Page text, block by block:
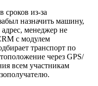
из-за
назначить машину,
менеджер не
с модулем
транспорт по
через GPS/
всем участникам